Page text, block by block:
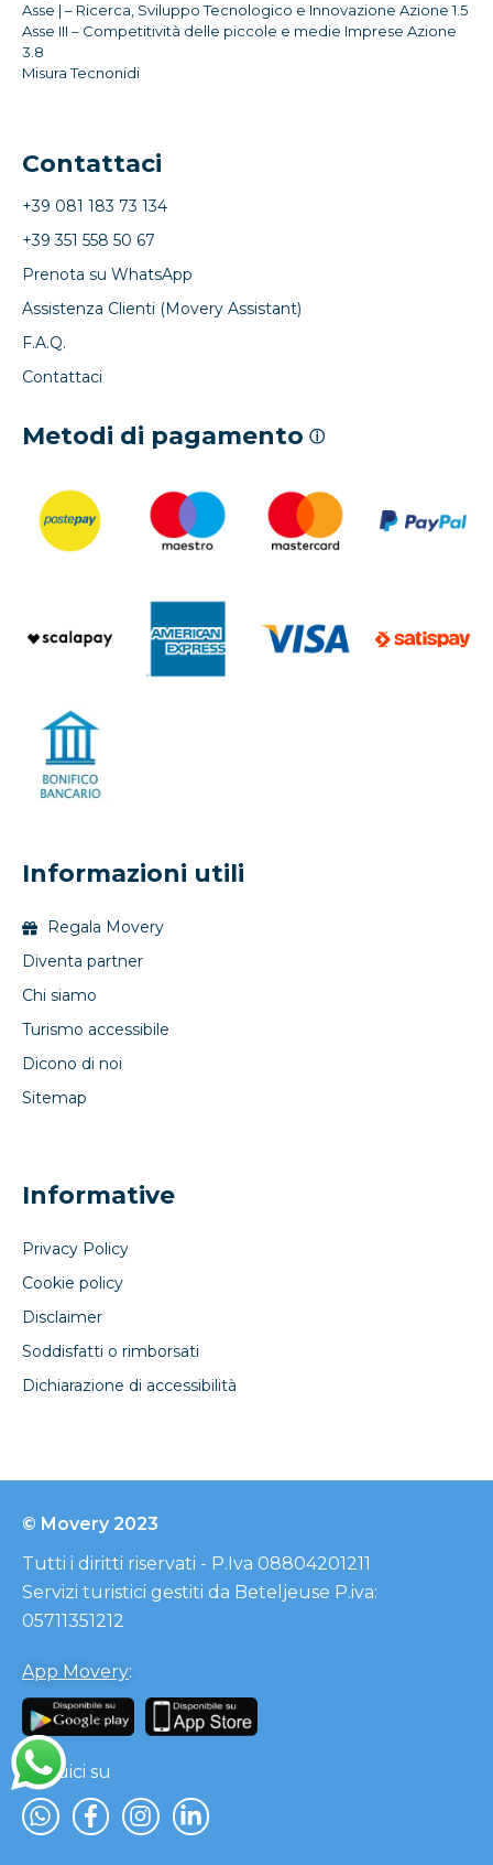
Asse | – Ricerca, Sviluppo Tecnologico e Innovazione Azione 1.5
Asse III – Competitività delle piccole e medie Imprese Azione
3.8
Misura Tecnonidi
Contattaci
+39 081 183 73 134
+39 351 558 50 67
Prenota su WhatsApp
Assistenza Clienti (Movery Assistant)
F.A.Q.
Contattaci
Metodi di pagamento ⓘ
Informazioni utili
Regala Movery
Diventa partner
Chi siamo
Turismo accessibile
Dicono di noi
Sitemap
Informative
Privacy Policy
Cookie policy
Disclaimer
Soddisfatti o rimborsati
Dichiarazione di accessibilità
© Movery 2023
Tutti i diritti riservati - P.Iva 08804201211
Servizi turistici gestiti da Beteljeuse P.iva:
05711351212
App Movery:
Seguici su